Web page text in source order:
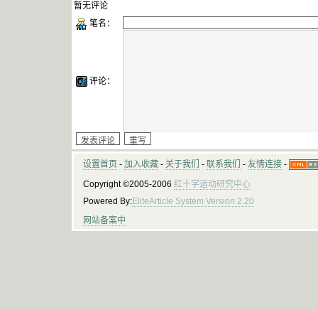
暂无评论
笔名：
评论：
设置首页 - 加入收藏 - 关于我们 - 联系我们 - 友情连接 -
Copyright ©2005-2006 红十字运动研究中心
Powered By:EliteArticle System Version 2.20
网站备案中